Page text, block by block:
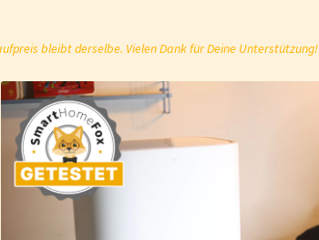
bleibt derselbe. Vielen Dank für Deine Unterstützung!